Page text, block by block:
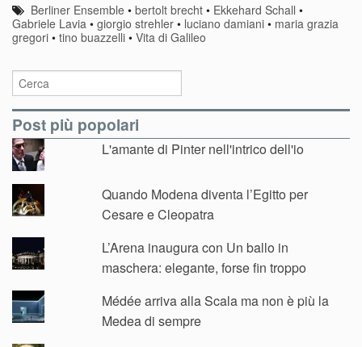
Berliner Ensemble •bertolt brecht • Ekkehard Schall •
Gabriele Lavia • giorgio strehler • luciano damiani • maria grazia
gregori • tino buazzelli • Vita di Galileo
Post più popolari
L'amante di Pinter nell'intrico dell'io
Quando Modena diventa l’Egitto per
Cesare e Cleopatra
L’Arena inaugura con Un ballo in
maschera: elegante, forse fin troppo
Médée arriva alla Scala ma non è più la
Medea di sempre